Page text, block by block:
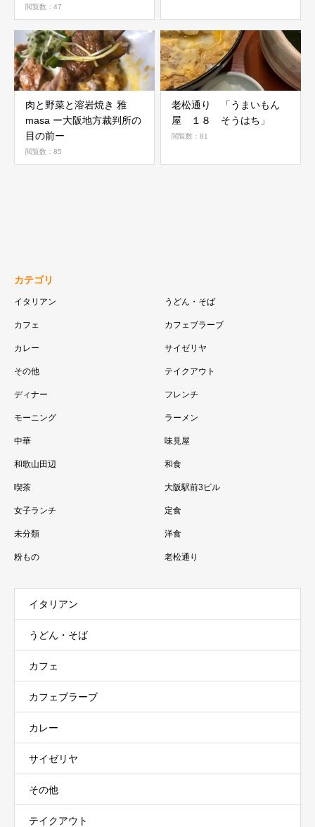
閲覧数：47
肉と野菜と溶岩焼き 雅
masa ー大阪地方裁判所の
目の前ー
閲覧数：85
老松通り 「うまいもん
屋 １８ そうはち」
閲覧数：81
カテゴリ
イタリアン うどん・そば
カフェ カフェブラーブ
カレー サイゼリヤ
その他 テイクアウト
ディナー フレンチ
モーニング ラーメン
中華 味見屋
和歌山田辺 和食
喫茶 大阪駅前3ビル
女子ランチ 定食
未分類 洋食
粉もの 老松通り
イタリアン
うどん・そば
カフェ
カフェブラーブ
カレー
サイゼリヤ
その他
テイクアウト